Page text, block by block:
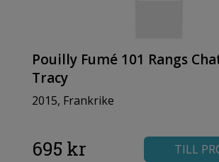
Pouilly Fumé 101 Rangs
Tracy
2015, Frankrike
695 kr TILL